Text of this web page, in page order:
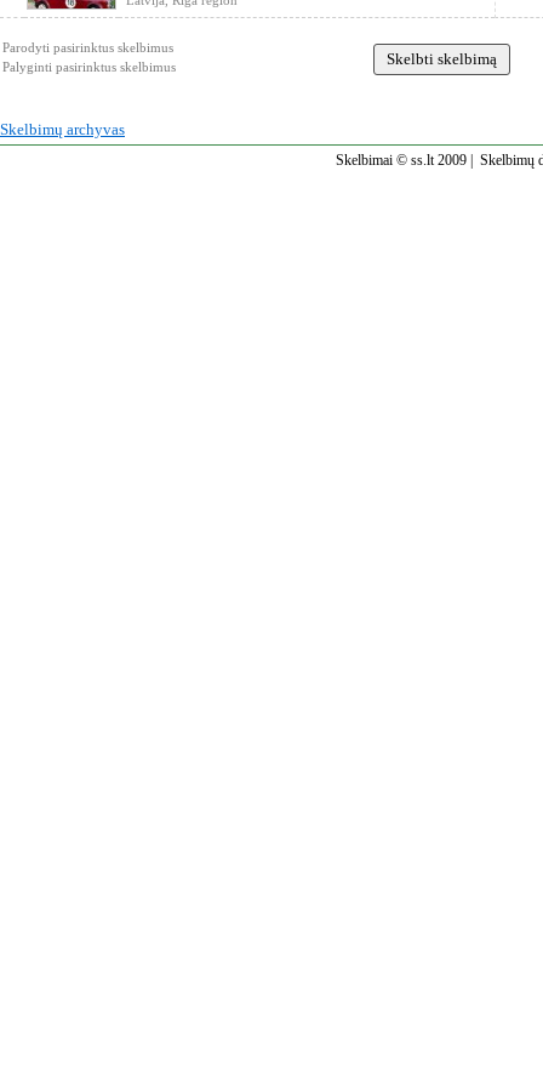
Parodyti pasirinktus skelbimus
Palyginti pasirinktus skelbimus
Skelbimų archyvas
Skelbimai © ss.lt 2009 | Skelbimų